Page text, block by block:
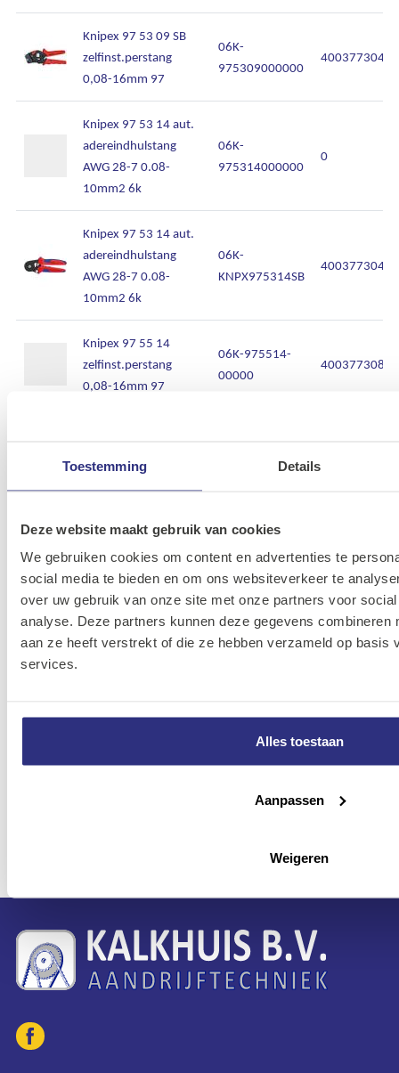
Toestemming Details
Deze website maakt gebruik van cookies
We gebruiken cookies om content en advertenties te
social media te bieden en om ons websiteverkeer te
over uw gebruik van onze site met onze partners voor
analyse. Deze partners kunnen deze gegevens combineren
aan ze heeft verstrekt of die ze hebben verzameld op basis
services.
Alles toestaan
Aanpassen
Weigeren
Knipex 97 53 09 SB
zelfinst.perstang
0,08-16mm 97
06K-
975309000000
Knipex 97 53 14 aut.
adereindhulstang
AWG 28-7 0.08-
10mm2 6k
06K-
975314000000
0
Knipex 97 53 14 aut.
adereindhulstang
AWG 28-7 0.08-
10mm2 6k
06K-
KNPX975314SB
Knipex 97 55 14
zelfinst.perstang
0,08-16mm 97
06K-975514-
00000
norm.
9761145A-000
krimptang 0.25-2.5
97
06K-9761145F-
000
Knipex 97 71 180
mech.aderhulstang
-16mm 97
06K-
977118000000
aderhulstang tot